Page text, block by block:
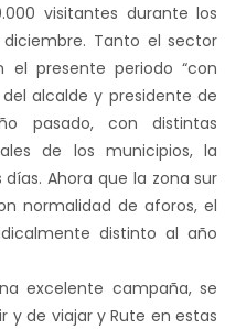
visitantes durante los
Tanto el sector
presente periodo “con
alcalde y presidente de
pasado, con distintas
de los municipios, la
Ahora que la zona sur
normalidad de aforos, el
distinto al año
excelente campaña, se
y de viajar y Rute en estas